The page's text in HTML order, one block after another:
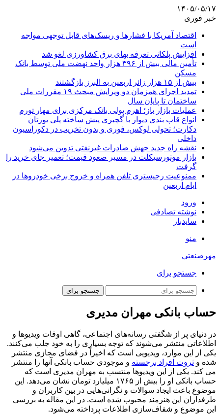
۱۴۰۵/۰۵/۱۷
خبر فوری
اقتصاد آمریکا با فشارها و ریسک‌های قابل توجهی مواجه
است
افزایش پلکانی تعرفه بهای برق کشاورزی لغو شد
تأمین مالی بیش از ۳۹۶ هزار واحد نهضت ملی توسط بانک
مسکن
بیش از ۱۵ هزار زائر اربعین به البرز بازگشتند
تمدید اجرای همزمان دو ویرایش مبحث ۱۹ مقررات ملی
ساختمان تا پایان سال
عملیات بازار باز؛ اهرم پولی بانک مرکزی برای مهار تورم
انواع قاب بندی دیوار با گچبری پیش ساخته پلی یورتان
دکارت؛ تحولی لوکس، فوری و بدون تخریب در دکوراسیون
داخلی
نقشه راه جدید جهش صادرات غیرنفتی تدوین می‌شود
بازار موتورسیکلت در مسیر صعود قیمت؛ تعمیر جای خرید را
گرفت
ممنوعیت رجیستری تلفن همراه و خروج برخی خودروها در
ایام اربعین
ورود
نوشته تصادفی
سایدبار
منو
مهرصنعتی
جستجو برای
جستجو برای
حساب بانکی مهران مدیری
در دنیای پر از شگفتی رسانه‌های اجتماعی، گاهی اوقات ویدیوها و
اطلاعاتی منتشر می‌شوند که توجه بسیاری را به خود جلب می‌کنند.
یکی از این موارد، ویدیویی است که اخیراً در فضای مجازی منتشر
شده و ثروت افراد برجسته و موجودی حساب بانکی آنها را منتشر
می کند. یکی از این ویدیوها منتسب به مهران مدیری است که
حساب بانکی او را بیش از ۱۷۶۵ میلیارد تومان نشان می‌دهد. این
موضوع باعث ایجاد سوالات و نگرانی‌هایی در بین کاربران و
طرفداران این هنرمند محبوب شده است. در این مقاله به بررسی
این موضوع و شفاف‌سازی اطلاعات پرداخته می‌شود.